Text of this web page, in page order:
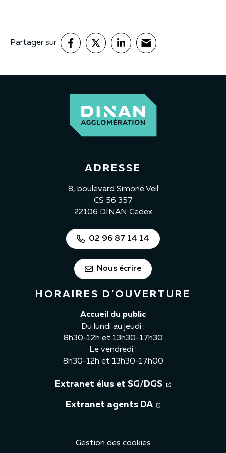
Partager sur
ADRESSE
8, boulevard Simone Veil
CS 56 357
22106 DINAN Cedex
02 96 87 14 14
Nous écrire
HORAIRES D'OUVERTURE
Accueil du public
Du lundi au jeudi :
8h30-12h et 13h30-17h30
Le vendredi :
8h30-12h et 13h30-17h00
Extranet élus et SG/DGS (ouverture
Extranet agents DA (ouverture
Gestion des cookies